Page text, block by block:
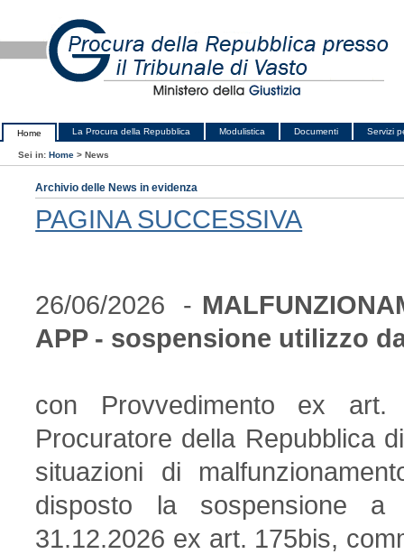
Home La Procura della Repubblica Modulistica Documenti Servizi
Sei in: Home > News
Archivio delle News in evidenza
PAGINA SUCCESSIVA
26/06/2026 -
APP - sospensione utilizzo
con Provvedimento ex
Procuratore della Repubblica
situazioni di
disposto la sospensione
31.12.2026 ex art. 175bis,